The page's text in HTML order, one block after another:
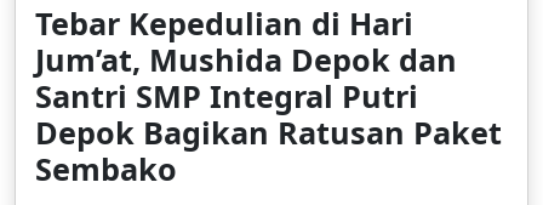
Tebar Kepedulian di Hari
Jum’at, Mushida Depok dan
Santri SMP Integral Putri
Depok Bagikan Ratusan Paket
Sembako